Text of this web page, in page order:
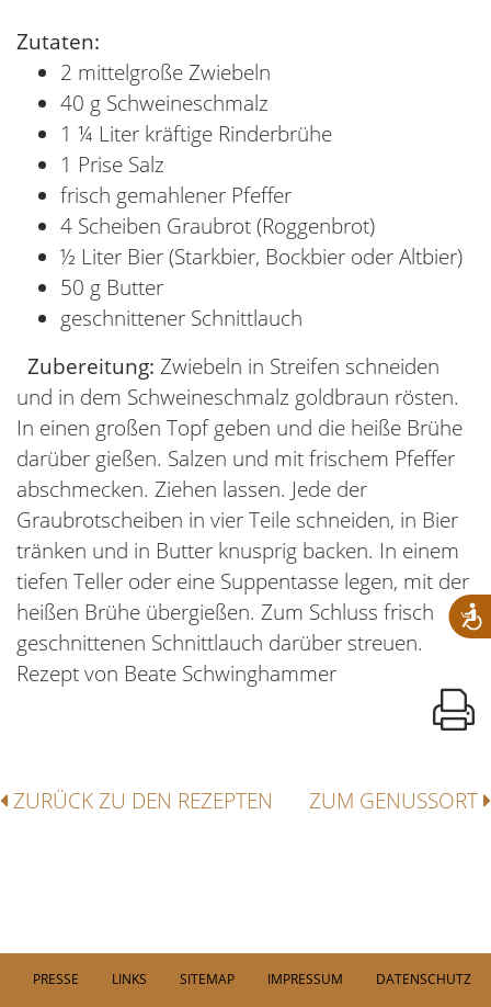
Zutaten:
2 mittelgroße Zwiebeln
40 g Schweineschmalz
1 ¼ Liter kräftige Rinderbrühe
1 Prise Salz
frisch gemahlener Pfeffer
4 Scheiben Graubrot (Roggenbrot)
½ Liter Bier (Starkbier, Bockbier oder Altbier)
50 g Butter
geschnittener Schnittlauch
Zubereitung: Zwiebeln in Streifen schneiden
und in dem Schweineschmalz goldbraun rösten.
In einen großen Topf geben und die heiße Brühe
darüber gießen. Salzen und mit frischem Pfeffer
abschmecken. Ziehen lassen. Jede der
Graubrotscheiben in vier Teile schneiden, in Bier
tränken und in Butter knusprig backen. In einem
tiefen Teller oder eine Suppentasse legen, mit der
heißen Brühe übergießen. Zum Schluss frisch
geschnittenen Schnittlauch darüber streuen.
Rezept von Beate Schwinghammer
ZURÜCK ZU DEN REZEPTEN ZUM GENUSSORT
PRESSE LINKS SITEMAP IMPRESSUM DATENSCHUTZ